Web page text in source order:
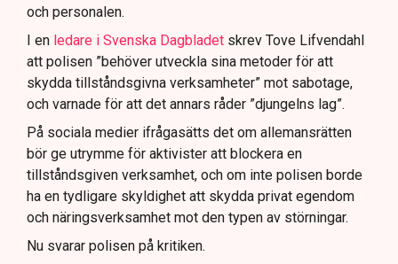
och personalen.
I en ledare i Svenska Dagbladet skrev Tove Lifvendahl
att polisen ”behöver utveckla sina metoder för att
skydda tillståndsgivna verksamheter” mot sabotage,
och varnade för att det annars råder ”djungelns lag”.
På sociala medier ifrågasätts det om allemansrätten
bör ge utrymme för aktivister att blockera en
tillståndsgiven verksamhet, och om inte polisen borde
ha en tydligare skyldighet att skydda privat egendom
och näringsverksamhet mot den typen av störningar.
Nu svarar polisen på kritiken.